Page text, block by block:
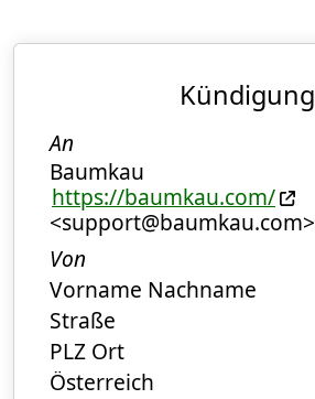
Kündigung
An
Baumkau
https://baumkau.com/
<support@baumkau.com>
Von
Vorname Nachname
Straße
PLZ Ort
Österreich